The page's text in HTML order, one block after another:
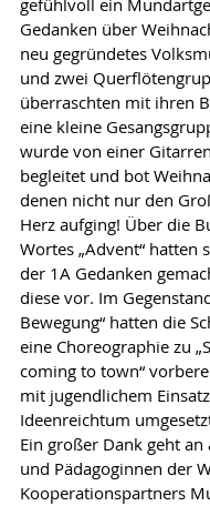
gefühlvoll ein
Gedanken über
neu gegründetes
und zwei
überraschten mit ihren
eine kleine
wurde von einer
begleitet und bot
denen nicht nur den
Herz aufging! Über die
Wortes „Advent“ hatten
der 1A Gedanken
diese vor. Im
Bewegung“ hatten die
eine Choreographie zu
coming to town“
mit jugendlichem
Ideenreichtum
Ein großer Dank geht an
und Pädagoginnen der
Kooperationspartners